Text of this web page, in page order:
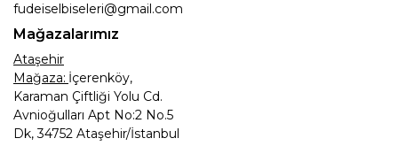
fudeiselbiseleri@gmail.com
Mağazalarımız
Ataşehir
Mağaza: İçerenköy,
Karaman Çiftliği Yolu Cd.
Avnioğulları Apt No:2 No.5
Dk, 34752 Ataşehir/İstanbul